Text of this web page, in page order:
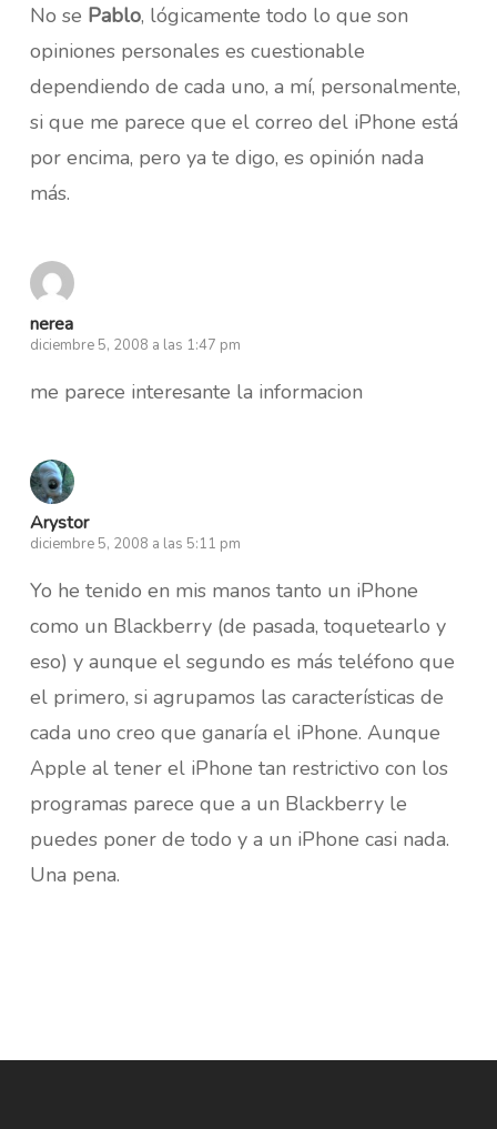
No se Pablo, lógicamente todo lo que son
opiniones personales es cuestionable
dependiendo de cada uno, a mí, personalmente,
si que me parece que el correo del iPhone está
por encima, pero ya te digo, es opinión nada
más.
nerea
diciembre 5, 2008 a las 1:47 pm
me parece interesante la informacion
Arystor
diciembre 5, 2008 a las 5:11 pm
Yo he tenido en mis manos tanto un iPhone
como un Blackberry (de pasada, toquetearlo y
eso) y aunque el segundo es más teléfono que
el primero, si agrupamos las características de
cada uno creo que ganaría el iPhone. Aunque
Apple al tener el iPhone tan restrictivo con los
programas parece que a un Blackberry le
puedes poner de todo y a un iPhone casi nada.
Una pena.